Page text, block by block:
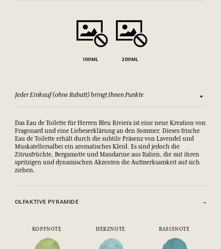
100ML 200ML
Jeder Einkauf (ohne Rabatt) bringt Ihnen Punkte Sehen
Das Eau de Toilette für Herren Bleu Riviera ist eine neue Kreation von
Fragonard und eine Liebeserklärung an den Sommer. Dieses frische
Eau de Toilette erhält durch die subtile Präsenz von Lavendel und
Muskatellersalbei ein aromatisches Kleid. Es sind jedoch die
Zitrusfrüchte, Bergamotte und Mandarine aus Italien, die mit ihren
spritzigen und dynamischen Akzenten die Aufmerksamkeit auf sich
ziehen.
OLFAKTIVE PYRAMIDE
KOPFNOTE HERZNOTE BASISNOTE